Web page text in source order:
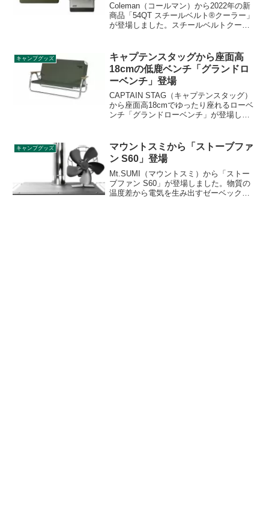
Coleman（コールマン）から2022年の新
商品「54QT スチールベルト®クーラー」
が登場しました。スチールベルトクーラ
バターナッツの3カラーとなります。詳細
をレビューします。
キャンプグッズ
キャプテンスタッグから座面高
18cmの低鹿ベンチ「グランドロ
ーベンチ」登場
CAPTAIN STAG（キャプテンスタッグ）
から座面高18cmでゆったり座れるローベ
ンチ「グランドローベンチ」が登場しま
ジョンが追加されました。詳細をレビュ
ーします。
キャンプグッズ
マウントスミから「ストーブファ
ン S60」登場
Mt.SUMI（マウントスミ）から「ストー
ブファン S60」が登場しました。物質の
温度差から電気を生み出すゼーベック効